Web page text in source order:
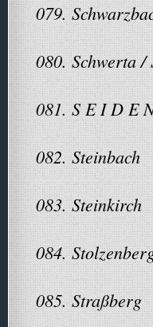
079.
080. Schwerta /
081. S E I D E
082. Steinbach
083. Steinkirch
084.
085. Straßberg